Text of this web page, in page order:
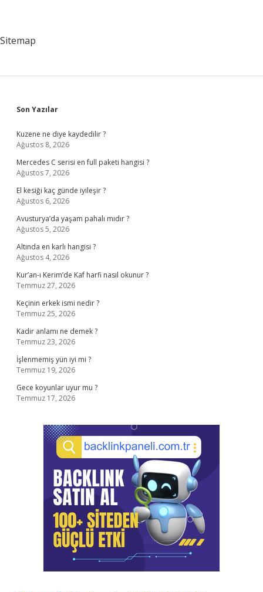
Sitemap
Sidebar
Son Yazılar
Kuzene ne diye kaydedilir ?
Ağustos 8, 2026
Mercedes C serisi en full paketi hangisi ?
Ağustos 7, 2026
El kesiği kaç günde iyileşir ?
Ağustos 6, 2026
Avusturya’da yaşam pahalı mıdır ?
Ağustos 5, 2026
Altında en karlı hangisi ?
Ağustos 4, 2026
Kur’an-ı Kerim’de Kaf harfi nasıl okunur ?
Temmuz 27, 2026
Keçinin erkek ismi nedir ?
Temmuz 25, 2026
Kadir anlamı ne demek ?
Temmuz 23, 2026
İşlenmemiş yün iyi mi ?
Temmuz 19, 2026
Gece koyunlar uyur mu ?
Temmuz 17, 2026